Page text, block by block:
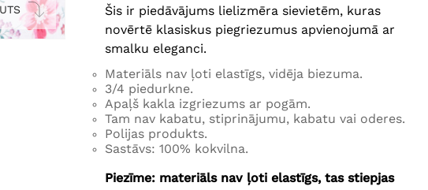
Šis ir piedāvājums lielizmēra sievietēm, kuras
novērtē klasiskus piegriezumus apvienojumā ar
smalku eleganci.
Materiāls nav ļoti elastīgs, vidēja biezuma.
3/4 piedurkne.
Apaļš kakla izgriezums ar pogām.
Tam nav kabatu, stiprinājumu, kabatu vai oderes.
Polijas produkts.
Sastāvs: 100% kokvilna.
Piezīme: materiāls nav ļoti elastīgs, tas stiepjas